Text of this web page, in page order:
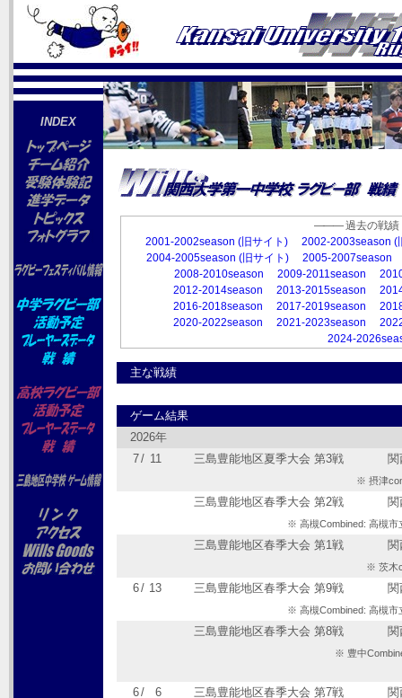
INDEX
―――過去の戦績
2001-2002season (旧サイト)
2002-2003season (
2004-2005season (旧サイト)
2005-2007season
2008-2010season
2009-2011season
2012-2014season
2013-2015season
2016-2018season
2017-2019season
2020-2022season
2021-2023season
2024-
主な戦績
ゲーム結果
2026年
7/ 11 三島豊能地区夏季大会 第3戦
※ 摂津
三島豊能地区春季大会 第2戦
※ 高槻Combined: 高槻市
三島豊能地区春季大会 第1戦
※ 茨木
6/ 13 三島豊能地区春季大会 第9戦
※ 高槻Combined: 高槻市
三島豊能地区春季大会 第8戦
※ 豊中
6/ 6 三島豊能地区春季大会 第7戦